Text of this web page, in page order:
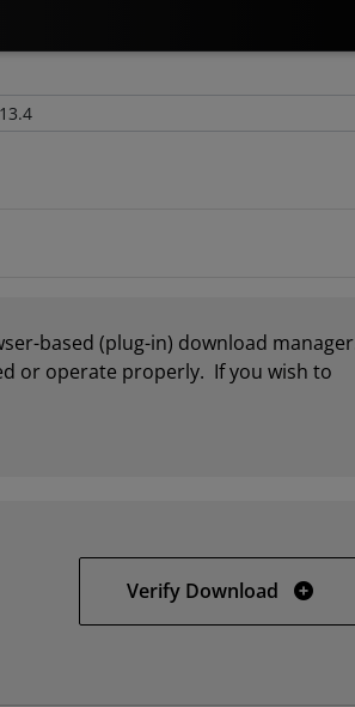
based (plug-in) download
or operate properly. If you wish to
Verify Download All OS